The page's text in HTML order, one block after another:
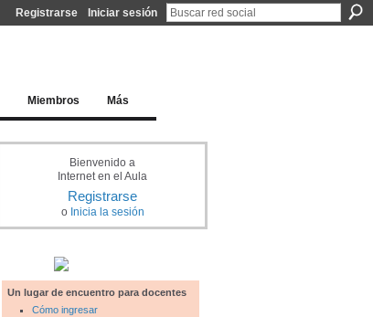
Registrarse Iniciar sesión
Miembros Más
Bienvenido a
Internet en el Aula
Registrarse
o Inicia la sesión
Un lugar de encuentro para docentes
Cómo ingresar